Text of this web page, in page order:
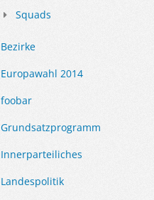
Squads
Bezirke
Europawahl 2014
foobar
Grundsatzprogramm
Innerparteiliches
Landespolitik